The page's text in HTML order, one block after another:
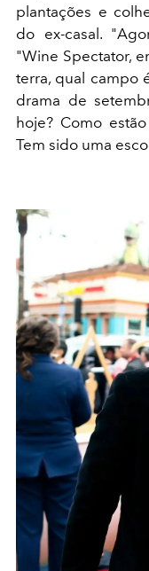
plantações e
do ex-casal.
"Wine Spectator,
terra, qual campo
drama de
hoje? Como
Tem sido uma